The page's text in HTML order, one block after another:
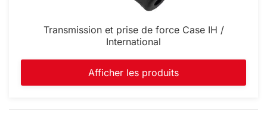
Transmission et prise de force Case IH /
International
Afficher les produits